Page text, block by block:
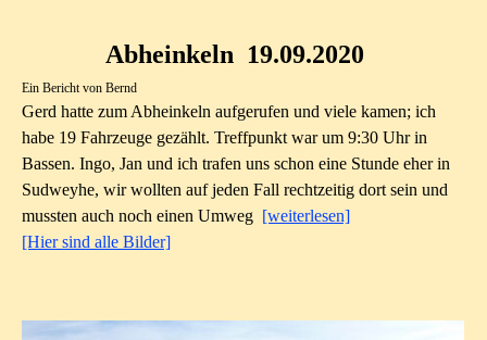
Abheinkeln 19.09.2020
Ein Bericht von Bernd
Gerd hatte zum Abheinkeln aufgerufen und viele kamen; ich
habe 19 Fahrzeuge gezählt. Treffpunkt war um 9:30 Uhr in
Bassen. Ingo, Jan und ich trafen uns schon eine Stunde eher in
Sudweyhe, wir wollten auf jeden Fall rechtzeitig dort sein und
mussten auch noch einen Umweg [weiterlesen]
[Hier sind alle Bilder]